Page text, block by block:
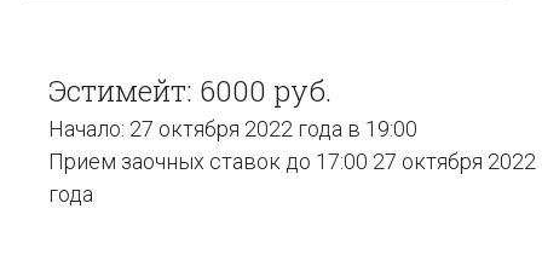
Эстимейт: 6000 руб.
Начало: 27 октября 2022 года в 19:00
Прием заочных ставок до 17:00 27 октября 2022
года